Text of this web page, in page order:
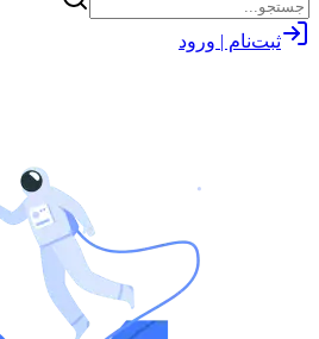
ثبت‌نام | ورود